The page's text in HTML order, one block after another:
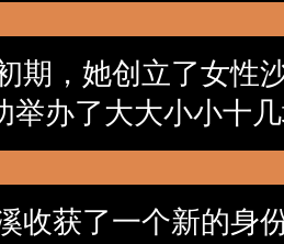
期，她创立了女性
举办了大大小小十
收获了一个新的